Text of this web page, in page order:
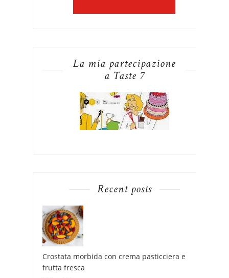
La mia partecipazione
a Taste 7
Recent posts
Crostata morbida con crema pasticciera e
frutta fresca